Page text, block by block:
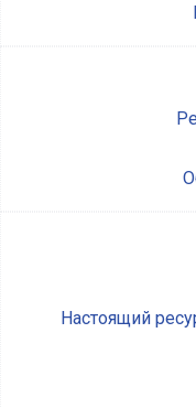
Настоящий